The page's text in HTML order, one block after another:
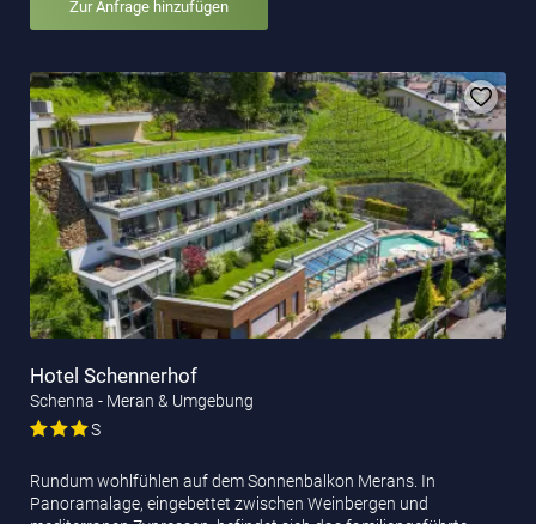
Zur Anfrage hinzufügen
Hotel Schennerhof
Schenna - Meran & Umgebung
S
Rundum wohlfühlen auf dem Sonnenbalkon Merans. In
Panoramalage, eingebettet zwischen Weinbergen und